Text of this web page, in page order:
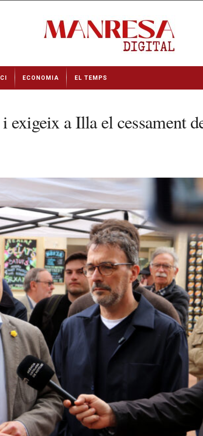
ECONOMIA EL TEMPS
exigeix a Illa el cessament